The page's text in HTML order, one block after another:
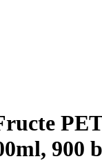
900